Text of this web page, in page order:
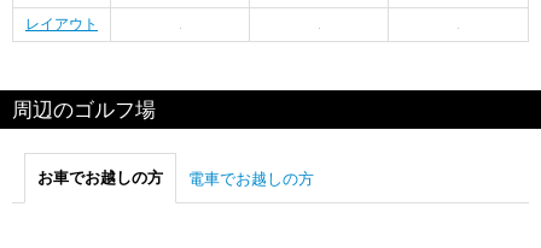
レイアウト
周辺のゴルフ場
お車でお越しの方 電車でお越しの方